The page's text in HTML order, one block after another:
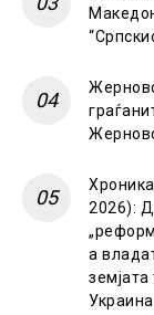
2026):
а
Украина